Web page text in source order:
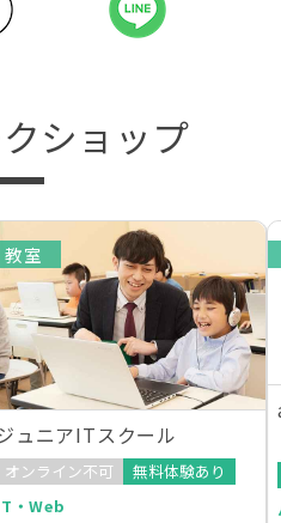
ショップ
教室
ュニアITスクール
オンライン不可
無料体験あり
・Web